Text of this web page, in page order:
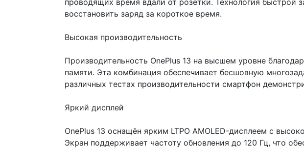
проводящих время вдали от розетки. Технология быстрой
восстановить заряд за короткое время.
Высокая производительность
Производительность OnePlus 13 на высшем уровне
памяти. Эта комбинация обеспечивает бесшовную
различных тестах производительности смартфон
Яркий дисплей
OnePlus 13 оснащён ярким LTPO AMOLED-дисплеем с
Экран поддерживает частоту обновления до 120 Гц, что